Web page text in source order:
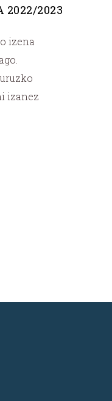
2022/2023
izena
izanez